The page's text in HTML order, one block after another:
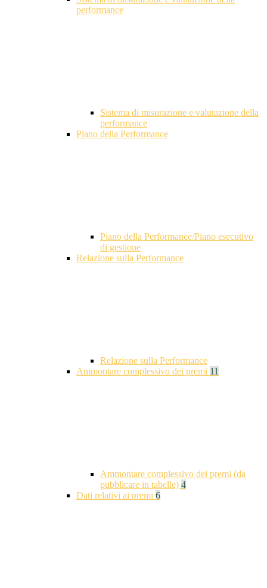
performance
Sistema di misurazione e valutazione della
performance
Piano della Performance
Piano della Performance/Piano esecutivo
di gestione
Relazione sulla Performance
Relazione sulla Performance
Ammontare complessivo dei premi 11
Ammontare complessivo dei premi (da
pubblicare in tabelle) 4
Dati relativi ai premi 6